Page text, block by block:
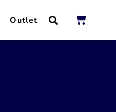
Outlet